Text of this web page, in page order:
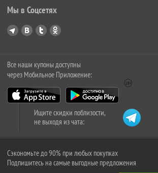
Мы в Соцсетях
Все наши купоны доступны
через Мобильное Приложение:
Ищите скидки поблизости,
не выходя из чата:
Сэкономьте до 90% при любых покупках
Подпишитесь на самые выгодные предложения